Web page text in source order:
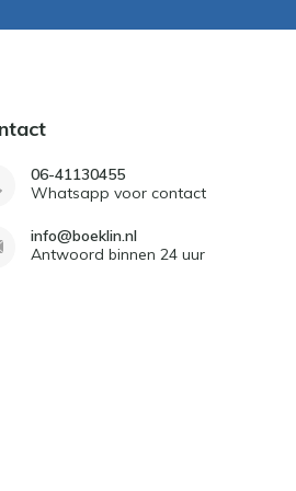
06-41130455
Whatsapp voor contact
info@boeklin.nl
Antwoord binnen 24 uur